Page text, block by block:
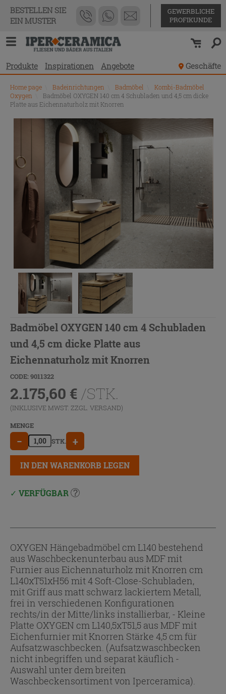
BESTELLEN SIE
EIN MUSTER
GEWERBLICHE
PROFIKUNDE
Produkte Inspirationen Angebote Geschäfte
Home page Badeinrichtungen Badmöbel
Kombi-Badmöbel
Oxygen
Badmöbel OXYGEN 140 cm 4 Schubladen und 4,5 cm dicke
Platte aus Eichennaturholz mit Knorren
Badmöbel OXYGEN 140 cm 4 Schubladen
und 4,5 cm dicke Platte aus
Eichennaturholz mit Knorren
CODE: 9011322
2.175,60 € /STK.
(INKLUSIVE MWST. ZZGL. VERSAND)
MENGE
− STK. +
IN DEN WARENKORB LEGEN
VERFÜGBAR
OXYGEN Hängebadmöbel cm L140 bestehend
aus Waschbeckenunterbau aus MDF mit
Furnier aus Eichennaturholz mit Knorren cm
L140xT51xH56 mit 4 Soft-Close-Schubladen,
mit Griff aus matt schwarz lackiertem Metall,
frei in verschiedenen Konfigurationen
rechts/in der Mitte/links installierbar, - Kleine
Platte OXYGEN cm L140,5xT51,5 aus MDF mit
Eichenfurnier mit Knorren Stärke 4,5 cm für
Aufsatzwaschbecken. (Aufsatzwaschbecken
nicht inbegriffen und separat käuflich -
Auswahl unter dem breiten
Waschbeckensortiment von Iperceramica).